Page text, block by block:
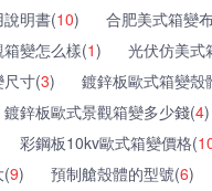
明書(10) 合肥美式箱變
變怎么樣(1) 光伏仿美式
尺寸(3) 鍍鋅板歐式箱變殼
鍍鋅板歐式景觀箱變多少錢(4)
彩鋼板10kv歐式箱變價格(
(9) 預制艙殼體的型號(6)